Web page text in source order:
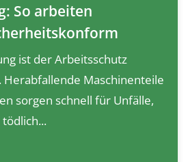
So arbeiten
ist der Arbeitsschutz
Herabfallende Maschinenteile
sorgen schnell für Unfälle,